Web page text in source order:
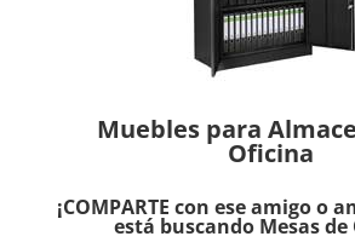
Muebles para
Oficina
¡COMPARTE con ese amigo o
está buscando Mesas